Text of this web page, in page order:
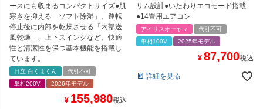
ースにも収まるコンパクトサイズ●肌
寒さを抑える「ソフト除湿」、運転
停止後に内部を乾燥させる「内部送
風乾燥」、上下スイングなど、快適
性と清潔性を保つ基本機能を搭載し
ています。
日立 白くまくん
代引不可
単相200V
2026年モデル
¥ 155,980税込
リム設計●いたわりエコモード搭載
●14畳用エアコン
アイリスオーヤマ
代引不可
単相100V
2025年モデル
¥ 87,700税込
詳細を見る